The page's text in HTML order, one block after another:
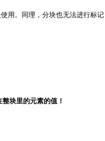
用。同理，分块也无法进行标记
块里的元素的值！